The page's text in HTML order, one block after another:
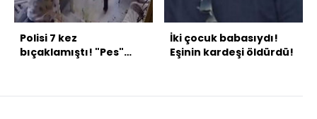
Polisi 7 kez
bıçaklamıştı! "Pes"
İki çocuk babasıydı!
Eşinin kardeşi öldürdü!